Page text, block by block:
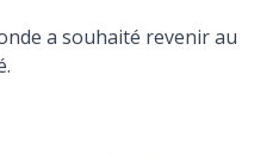
a souhaité revenir au